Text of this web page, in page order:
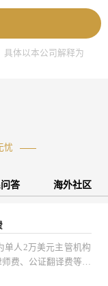
具体以本公司解释为
忧
答 海外社区
单人2万美元主管机构
费、公证翻译费等）
）。该项目以低成